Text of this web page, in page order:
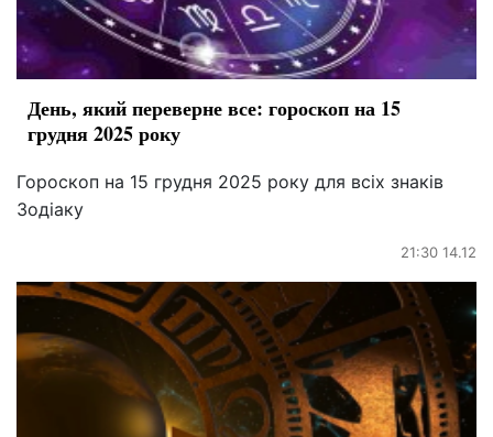
День, який переверне все: гороскоп на 15
грудня 2025 року
Гороскоп на 15 грудня 2025 року для всіх знаків
Зодіаку
21:30 14.12